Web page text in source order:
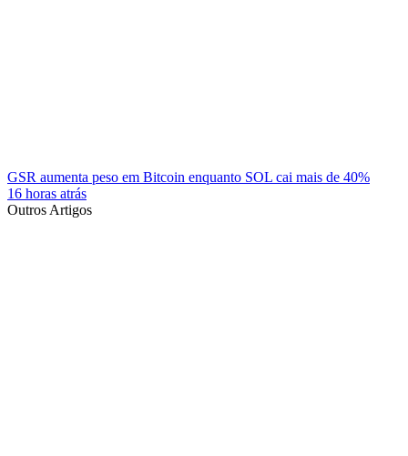
GSR aumenta peso em Bitcoin enquanto SOL cai mais de 40%
16 horas atrás
Outros Artigos